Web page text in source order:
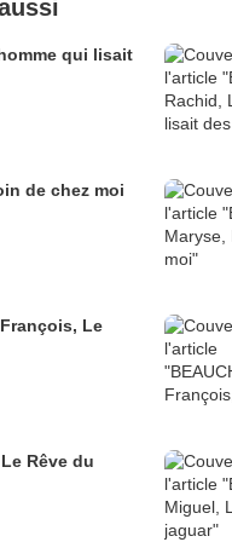
qui lisait
de chez moi
Le
Rêve du